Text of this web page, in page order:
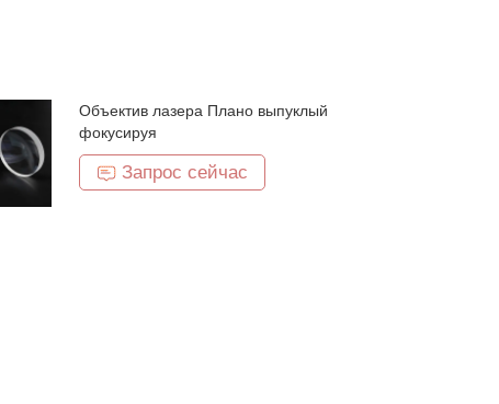
Объектив лазера Плано выпуклый
фокусируя
Запрос сейчас